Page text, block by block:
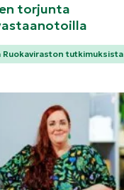
torjunta
tutkimuksista